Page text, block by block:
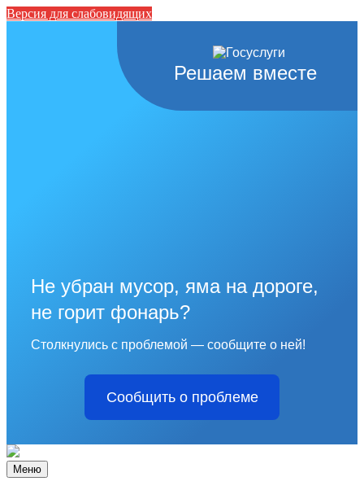
Версия для слабовидящих
Решаем вместе
Не убран мусор, яма на дороге,
не горит фонарь?
Столкнулись с проблемой — сообщите о ней!
Сообщить о проблеме
Меню